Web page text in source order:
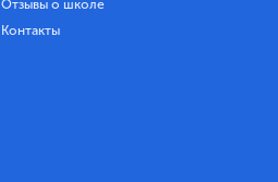
Отзывы о школе
Контакты